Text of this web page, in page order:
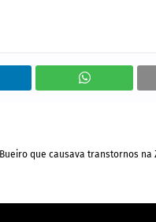
Bueiro que causava transtornos